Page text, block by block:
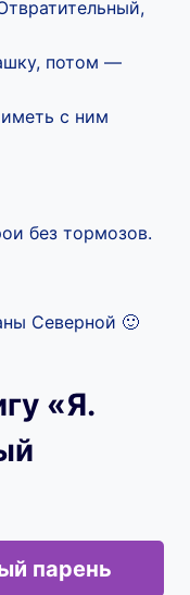
потом —
с ним
без тормозов.
Северной 🙂
«Я.
парень